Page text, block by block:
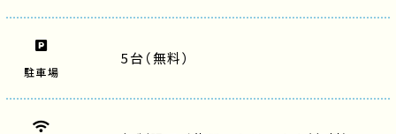
駐車場
5台（無料）